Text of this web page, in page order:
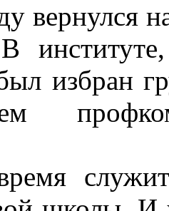
вернулся
избран